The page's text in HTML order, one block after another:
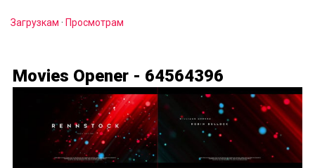
Загрузкам · Просмотрам
Movies Opener - 64564396